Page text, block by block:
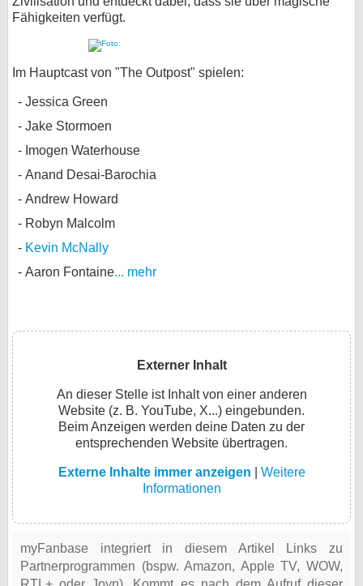
Fähigkeiten verfügt.
Im Hauptcast von "The Outpost" spielen:
Jessica Green
Jake Stormoen
Imogen Waterhouse
Anand Desai-Barochia
Andrew Howard
Robyn Malcolm
Kevin McNally
Aaron Fontaine... mehr
Externer Inhalt
An dieser Stelle ist Inhalt von einer anderen
Website (z. B. YouTube, X...) eingebunden.
Beim Anzeigen werden deine Daten zu der
entsprechenden Website übertragen.
Externe Inhalte immer anzeigen
Weitere
Informationen
myFanbase integriert in diesem Artikel Links zu
Partnerprogrammen (bspw. Amazon, Apple TV, WOW,